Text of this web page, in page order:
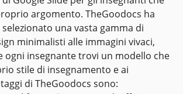
Autunnale e Autunnale.
argomento. TheGoodocs ha
una vasta gamma di
minimalisti alle immagini vivaci,
ogni insegnante trovi un modello che
stile di insegnamento e ai
di TheGoodocs sono: